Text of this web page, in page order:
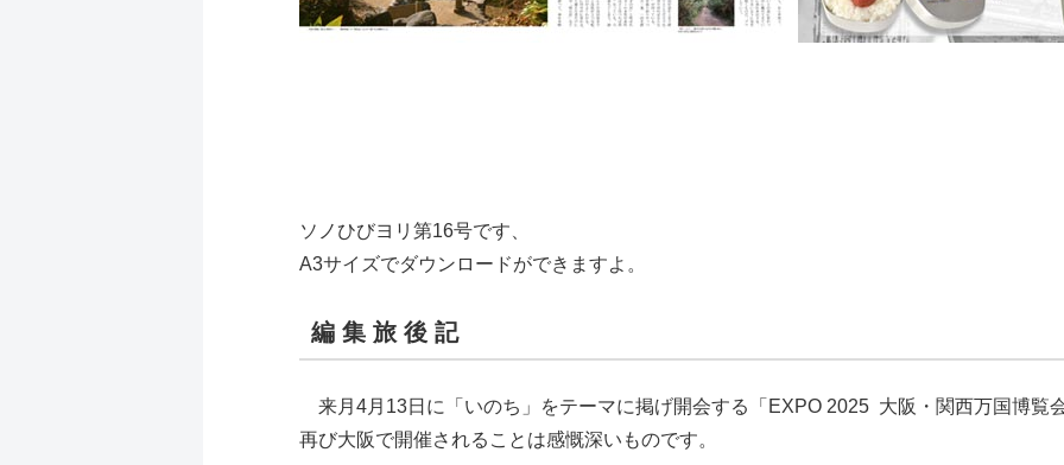
ソノひびヨリ第16号です、
A3サイズでダウンロードができますよ。
編 集 旅 後 記
来月4月13日に「いのち」をテーマに掲げ開会する「EXPO 2025 大阪・関西万国博覧
再び大阪で開催されることは感慨深いものです。